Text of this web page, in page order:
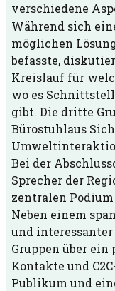
verschiedene
Während sich
möglichen
befasste,
Kreislauf für
wo es
gibt. Die dritte
Bürostuhlaus
Bei der
Sprecher der
zentralen Podium
Neben einem
und interessanter
Gruppen über
Kontakte und
Publikum und